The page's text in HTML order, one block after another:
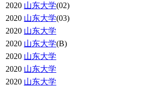
2020 山东大学(02)
2020 山东大学(03)
2020 山东大学
2020 山东大学(B)
2020 山东大学
2020 山东大学
2020 山东大学